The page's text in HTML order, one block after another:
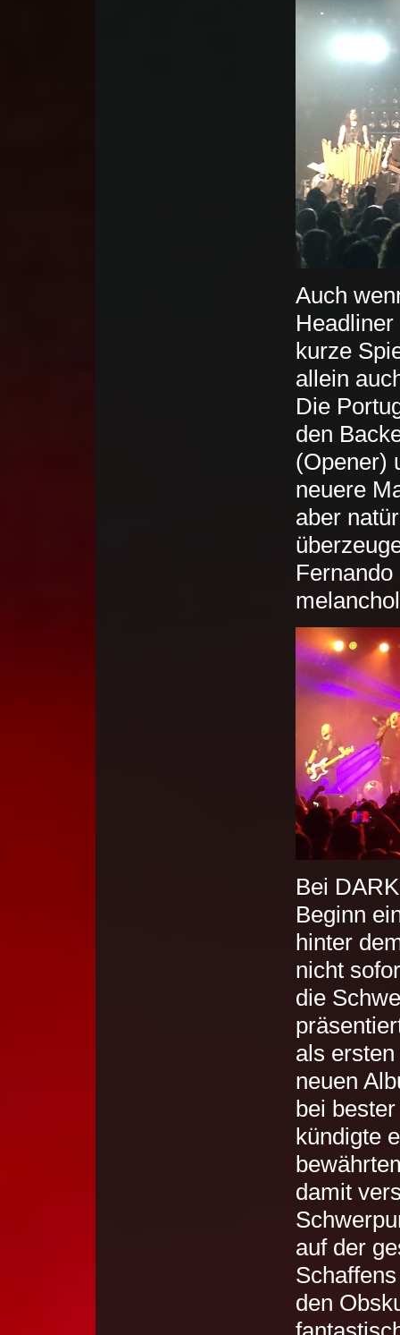
Auch
kurze
allein
Die
den
(Opener)
neuere
aber
Bei
Beginn
hinter
nicht
die
als
neuen
bei
kündigte
damit
auf der
den